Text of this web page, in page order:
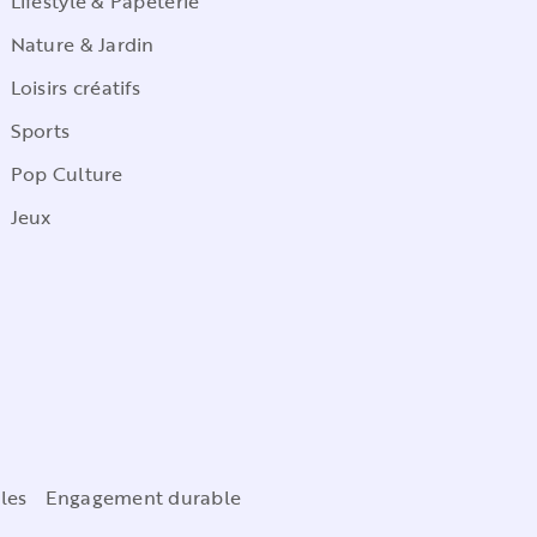
Nature & Jardin
Loisirs créatifs
Sports
Pop Culture
Jeux
Engagement durable